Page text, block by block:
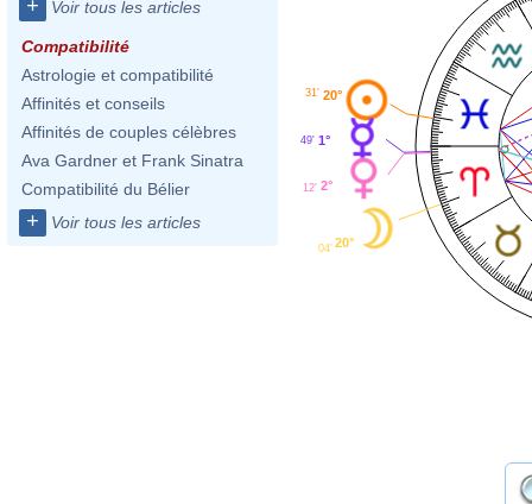
+ Voir tous les articles
Compatibilité
Astrologie et compatibilité
Affinités et conseils
Affinités de couples célèbres
Ava Gardner et Frank Sinatra
Compatibilité du Bélier
+ Voir tous les articles
20°
31'
1°
49'
2°
12'
20°
04'